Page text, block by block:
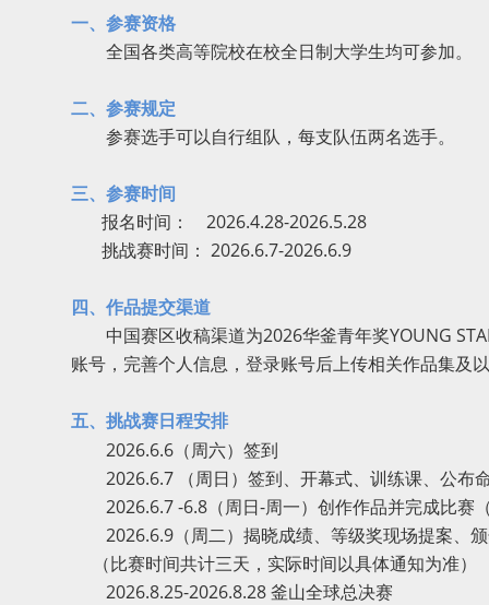
一、参赛资格
全国各类高等院校在校全日制大学生均可参加。
二、参赛规定
参赛选手可以自行组队，每支队伍两名选手。
三、参赛时间
报名时间： 2026.4.28-2026.5.28
挑战赛时间： 2026.6.7-2026.6.9
四、作品提交渠道
中国赛区收稿渠道为2026华釜青年奖YOUNG
账号，完善个人信息，登录账号后上传相关作品集及
五、挑战赛日程安排
2026.6.6（周六）签到
2026.6.7 （周日）签到、开幕式、训练课、公布
2026.6.7 -6.8（周日-周一）创作作品并完成比赛
2026.6.9（周二）揭晓成绩、等级奖现场提案、
（比赛时间共计三天，实际时间以具体通知为准）
2026.8.25-2026.8.28 釜山全球总决赛